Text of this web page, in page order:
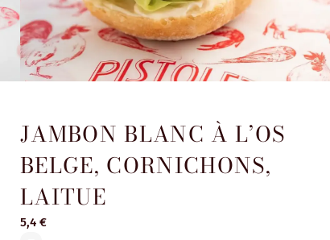
JAMBON BLANC À L’OS
BELGE, CORNICHONS,
LAITUE
5,4 €